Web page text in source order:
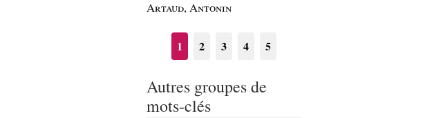
Artaud, Antonin
1 2 3 4 5
Autres groupes de
mots-clés